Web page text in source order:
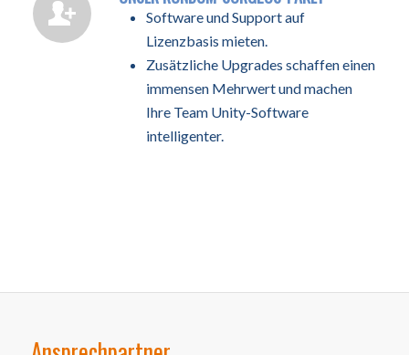
Software und Support auf
Lizenzbasis mieten.
Zusätzliche Upgrades schaffen einen
immensen Mehrwert und machen
Ihre Team Unity-Software
intelligenter.